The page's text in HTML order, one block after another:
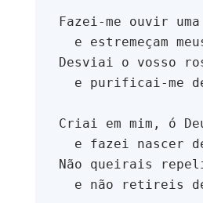
Fazei-me ouvir
e estremeçam
Desviai o vosso
e purificai-me
Criai em mim, ó
e fazei nascer
Não queirais
e não retireis
e
a
n
a
c
t
o
N
s
l